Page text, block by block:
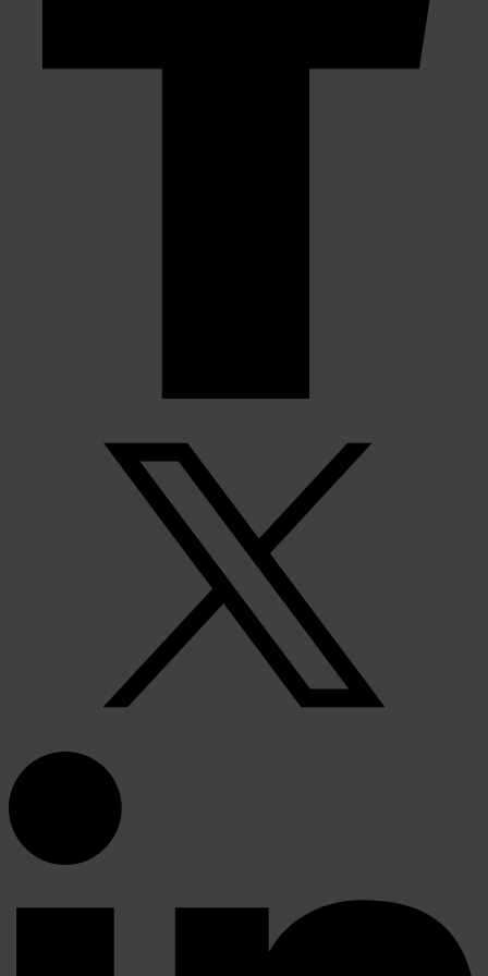
informatie die u aan ze heeft verstrekt of die ze hebben
verzameld op basis van uw gebruik van hun services.